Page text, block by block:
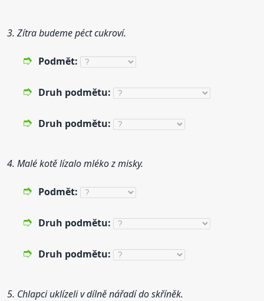
3. Zítra budeme péct cukroví.
Podmět:
Druh podmětu:
Druh podmětu:
4. Malé kotě lízalo mléko z misky.
Podmět:
Druh podmětu:
Druh podmětu:
5. Chlapci uklízeli v dílně nářadí do skříněk.